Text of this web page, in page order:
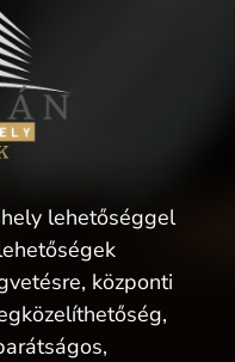
lehetőséggel
központi